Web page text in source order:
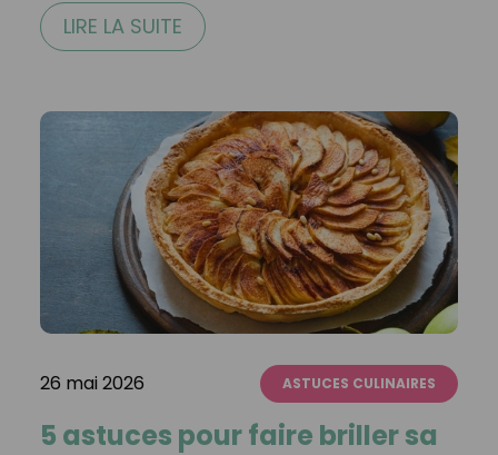
LIRE LA SUITE
26 mai 2026 ASTUCES CULINAIRES
5 astuces pour faire briller sa